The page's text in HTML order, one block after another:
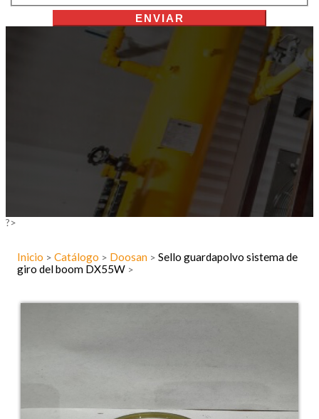
ENVIAR
?>
Inicio > Catálogo > Doosan > Sello guardapolvo sistema de
giro del boom DX55W >